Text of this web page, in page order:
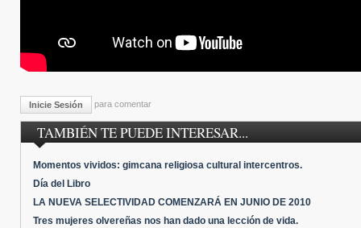
Inicie Sesión para comentar
TAMBIÉN TE PUEDE INTERESAR...
Momentos vividos: gimcana religiosa cultural intercentros.
Día del Libro
LA NUEVA SELECTIVIDAD COMENZARÁ EN JUNIO DE 2010
Tres mujeres olvereñas nos han dado una lección de vida.